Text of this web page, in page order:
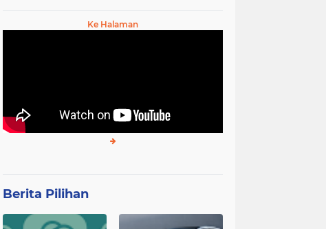
Ke Halaman
Berita Pilihan